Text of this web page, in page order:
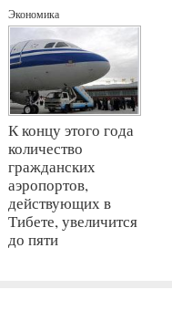
Экономика
К концу этого года
количество
гражданских
аэропортов,
действующих в
Тибете, увеличится
до пяти